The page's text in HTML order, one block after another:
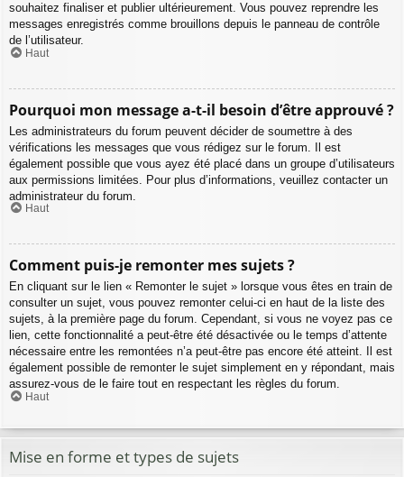
souhaitez finaliser et publier ultérieurement. Vous pouvez reprendre les
messages enregistrés comme brouillons depuis le panneau de contrôle
de l’utilisateur.
Haut
Pourquoi mon message a-t-il besoin d’être approuvé ?
Les administrateurs du forum peuvent décider de soumettre à des
vérifications les messages que vous rédigez sur le forum. Il est
également possible que vous ayez été placé dans un groupe d’utilisateurs
aux permissions limitées. Pour plus d’informations, veuillez contacter un
administrateur du forum.
Haut
Comment puis-je remonter mes sujets ?
En cliquant sur le lien « Remonter le sujet » lorsque vous êtes en train de
consulter un sujet, vous pouvez remonter celui-ci en haut de la liste des
sujets, à la première page du forum. Cependant, si vous ne voyez pas ce
lien, cette fonctionnalité a peut-être été désactivée ou le temps d’attente
nécessaire entre les remontées n’a peut-être pas encore été atteint. Il est
également possible de remonter le sujet simplement en y répondant, mais
assurez-vous de le faire tout en respectant les règles du forum.
Haut
Mise en forme et types de sujets